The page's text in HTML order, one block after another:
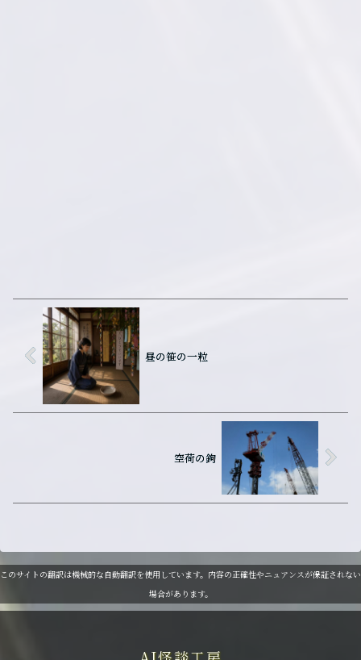
昼の笹の一粒
空荷の鉤
このサイトの翻訳は機械的な自動翻訳を使用しています。内容の正確性やニュアンスが保証されない
場合があります。